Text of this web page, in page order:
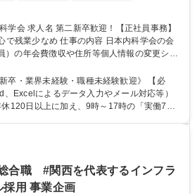
正社員事務】
内容 日本内科学会の会
）の年会費徴収や住所等個人情報の変更シス
任せします。将来的には、各種委員会の運
ただきます。 【会員管理・データ
住所変更、個人情報のシステム登録・更新
タの照合確認 【問い合わせ対応】 ・会員
残業少なめ
卒・業界未経験・職種未経験歓迎》 【必
Excelによるデータ入力やメール対応等）
院 大学 語学
合職 #関西を代表するインフラ
用 事業企画